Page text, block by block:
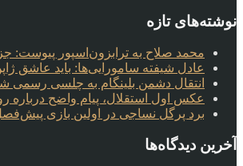
نوشته‌های تازه
محمد صلاح به ترابزون‌اسپور پیوست:
عادل شیفته سامورایی‌ها: باید عاشق
انتقال دشمن بلینگام به چلسی رسمی
عکس اول استقلال، پیام واضح درباره
برد پرگل نساجی در اولین بازی
آخرین دیدگاه‌ها